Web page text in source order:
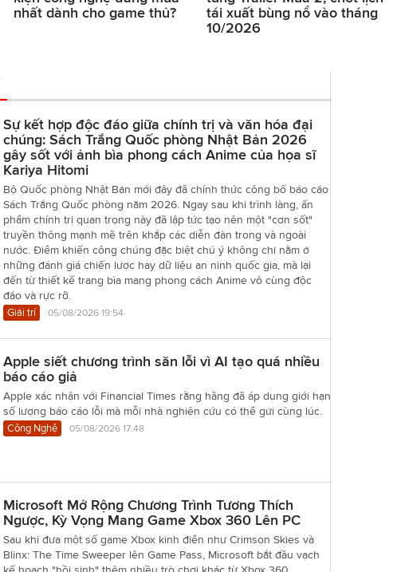
nhất dành cho game thủ?
tái xuất bùng nổ vào tháng
10/2026
Sự kết hợp độc đáo giữa chính trị và văn hóa đại
chúng: Sách Trắng Quốc phòng Nhật Bản 2026
gây sốt với ảnh bìa phong cách Anime của họa sĩ
Kariya Hitomi
Bộ Quốc phòng Nhật Bản mới đây đã chính thức công bố báo cáo
Sách Trắng Quốc phòng năm 2026. Ngay sau khi trình làng, ấn
phẩm chính trị quan trọng này đã lập tức tạo nên một "cơn sốt"
truyền thông mạnh mẽ trên khắp các diễn đàn trong và ngoài
nước. Điểm khiến công chúng đặc biệt chú ý không chỉ nằm ở
những đánh giá chiến lược hay dữ liệu an ninh quốc gia, mà lại
đến từ thiết kế trang bìa mang phong cách Anime vô cùng độc
đáo và rực rỡ.
Giải trí
05/08/2026 19:54
Apple siết chương trình săn lỗi vì AI tạo quá nhiều
báo cáo giả
Apple xác nhận với Financial Times rằng hãng đã áp dụng giới hạn
số lượng báo cáo lỗi mà mỗi nhà nghiên cứu có thể gửi cùng lúc.
Công Nghệ
05/08/2026 17:48
Microsoft Mở Rộng Chương Trình Tương Thích
Ngược, Kỳ Vọng Mang Game Xbox 360 Lên PC
Sau khi đưa một số game Xbox kinh điển như Crimson Skies và
Blinx: The Time Sweeper lên Game Pass, Microsoft bắt đầu vạch